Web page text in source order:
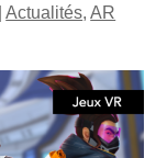
|Actualités,AR